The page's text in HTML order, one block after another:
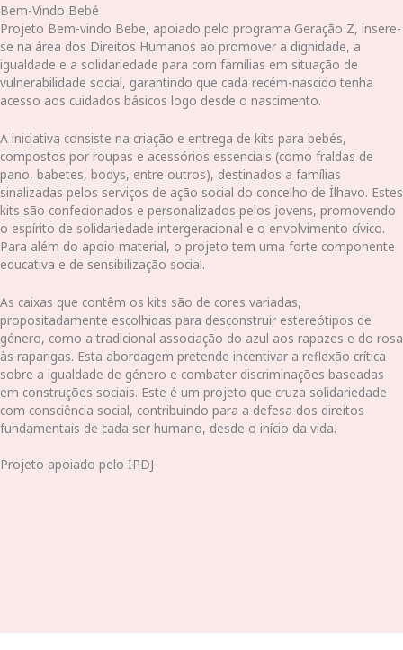
Bem-Vindo Bebé
Projeto Bem-vindo Bebe, apoiado pelo programa Geração Z, insere-
se na área dos Direitos Humanos ao promover a dignidade, a
igualdade e a solidariedade para com famílias em situação de
vulnerabilidade social, garantindo que cada recém-nascido tenha
acesso aos cuidados básicos logo desde o nascimento.
A iniciativa consiste na criação e entrega de kits para bebés,
compostos por roupas e acessórios essenciais (como fraldas de
pano, babetes, bodys, entre outros), destinados a famílias
sinalizadas pelos serviços de ação social do concelho de Ílhavo. Estes
kits são confecionados e personalizados pelos jovens, promovendo
o espírito de solidariedade intergeracional e o envolvimento cívico.
Para além do apoio material, o projeto tem uma forte componente
educativa e de sensibilização social.
As caixas que contêm os kits são de cores variadas,
propositadamente escolhidas para desconstruir estereótipos de
género, como a tradicional associação do azul aos rapazes e do rosa
às raparigas. Esta abordagem pretende incentivar a reflexão crítica
sobre a igualdade de género e combater discriminações baseadas
em construções sociais. Este é um projeto que cruza solidariedade
com consciência social, contribuindo para a defesa dos direitos
fundamentais de cada ser humano, desde o início da vida.
Projeto apoiado pelo IPDJ